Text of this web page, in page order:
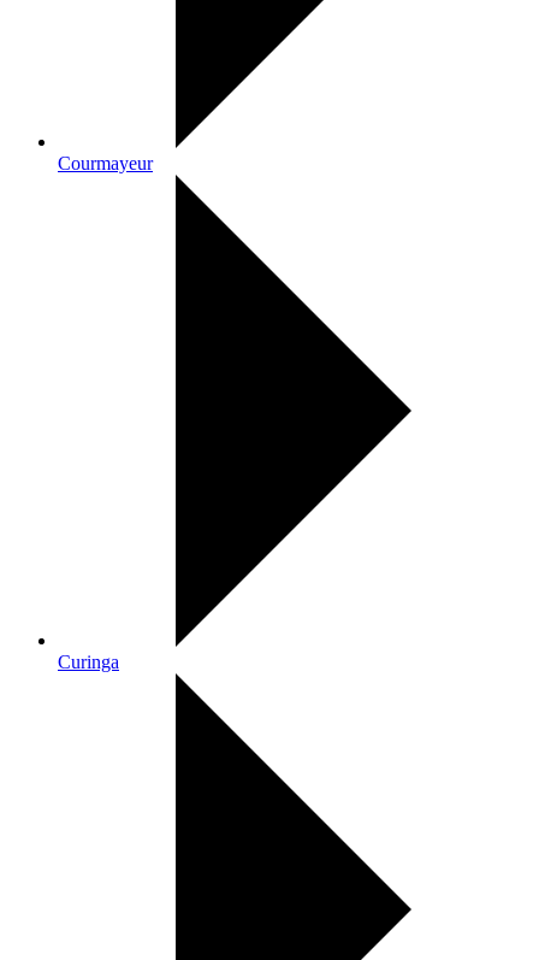
Courmayeur
Curinga